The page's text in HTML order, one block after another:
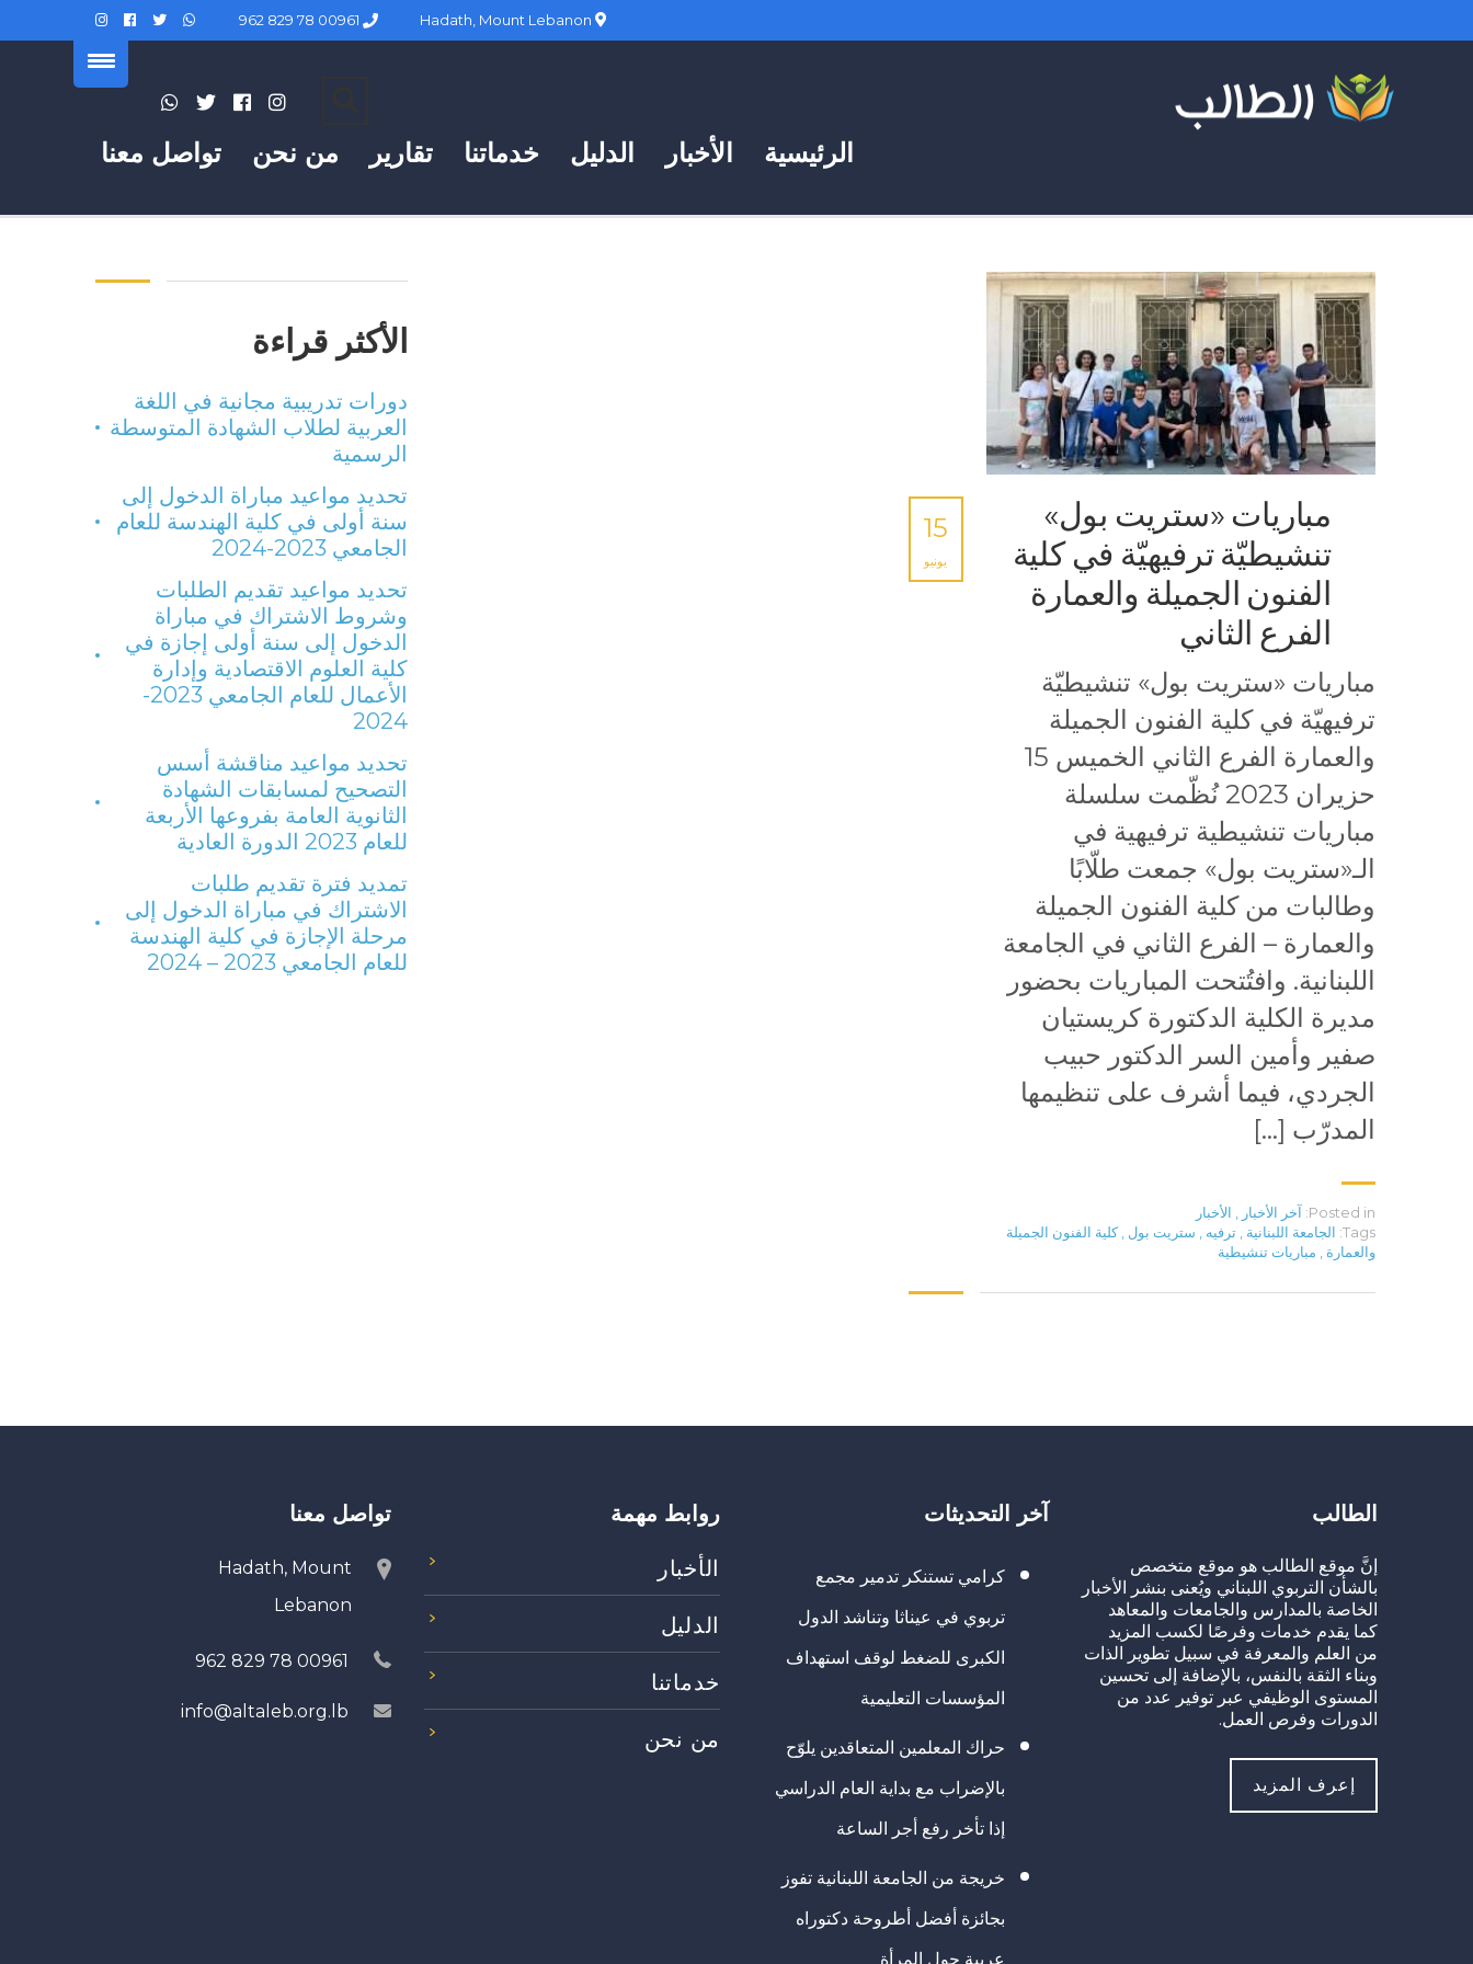
تواصل معنا من نحن تقارير خدماتنا الدليل الأخبار الرئيسية
مباريات «ستريت بول»
تنشيطيّة ترفيهيّة في كلية
الفنون الجميلة والعمارة
الفرع الثاني
15
يونيو
مباريات «ستريت بول» تنشيطيّة
ترفيهيّة في كلية الفنون الجميلة
والعمارة الفرع الثاني الخميس 15
حزيران 2023 نُظّمت سلسلة
مباريات تنشيطية ترفيهية في
الـ«ستريت بول» جمعت طلّابًا
وطالبات من كلية الفنون الجميلة
والعمارة – الفرع الثاني في الجامعة
اللبنانية. وافتُتحت المباريات بحضور
مديرة الكلية الدكتورة كريستيان
صفير وأمين السر الدكتور حبيب
الجردي، فيما أشرف على تنظيمها
المدرّب […]
Posted in: آخر الأخبار
الأخبار
Tags: الجامعة اللبنانية ترفيه ستريت بول
كلية الفنون الجميلة
والعمارة
مباريات تنشيطية
الأكثر قراءة
دورات تدريبية مجانية في اللغة
العربية لطلاب الشهادة المتوسطة
الرسمية
تحديد مواعيد مباراة الدخول إلى
سنة أولى في كلية الهندسة للعام
الجامعي 2023-2024
تحديد مواعيد تقديم الطلبات
وشروط الاشتراك في مباراة
الدخول إلى سنة أولى إجازة في
كلية العلوم الاقتصادية وإدارة
الأعمال للعام الجامعي 2023-
2024
تحديد مواعيد مناقشة أسس
التصحيح لمسابقات الشهادة
الثانوية العامة بفروعها الأربعة
للعام 2023 الدورة العادية
تمديد فترة تقديم طلبات
الاشتراك في مباراة الدخول إلى
مرحلة الإجازة في كلية الهندسة
للعام الجامعي 2023 – 2024
الطالب
إنَّ موقع الطالب هو موقع متخصص
بالشأن التربوي اللبناني ويُعنى بنشر الأخبار
الخاصة بالمدارس والجامعات والمعاهد
كما يقدم خدمات وفرصًا لكسب المزيد
من العلم والمعرفة في سبيل تطوير الذات
وبناء الثقة بالنفس، بالإضافة إلى تحسين
المستوى الوظيفي عبر توفير عدد من
الدورات وفرص العمل.
إعرف المزيد
آخر التحديثات
كرامي تستنكر تدمير مجمع
تربوي في عيناثا وتناشد الدول
الكبرى للضغط لوقف استهداف
المؤسسات التعليمية
حراك المعلمين المتعاقدين يلوّح
بالإضراب مع بداية العام الدراسي
إذا تأخر رفع أجر الساعة
خريجة من الجامعة اللبنانية تفوز
بجائزة أفضل أطروحة دكتوراه
عربية حول المرأة
روابط مهمة
الأخبار
الدليل
خدماتنا
من نحن
تواصل معنا
Hadath, Mount
Lebanon
00961 78 829 962
info@altaleb.org.lb